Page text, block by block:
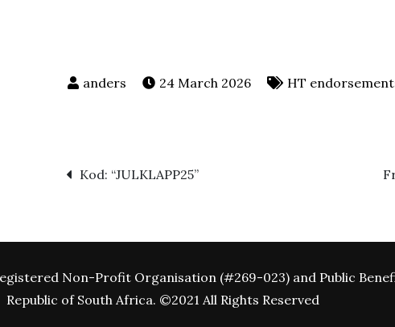
24 March 2026 HT
Post
Kod: “JULKLAPP25”
Non-Profit Organisation (#269-023) and Public
Republic of South Africa. ©2021 All Rights Reserved